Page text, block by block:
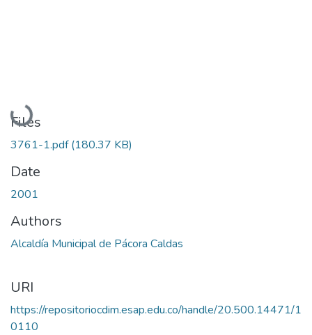
Loading...
Files
3761-1.pdf(180.37 KB)
Date
2001
Authors
Alcaldía Municipal de Pácora Caldas
URI
https://repositoriocdim.esap.edu.co/handle/20.500.14471/1
0110